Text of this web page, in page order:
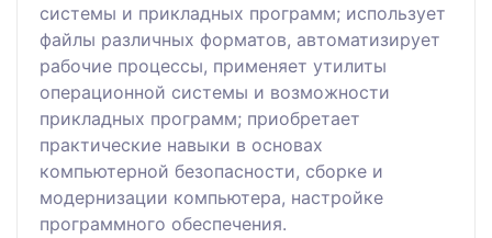
системы и прикладных программ; использует
файлы различных форматов, автоматизирует
рабочие процессы, применяет утилиты
операционной системы и возможности
прикладных программ; приобретает
практические навыки в основах
компьютерной безопасности, сборке и
модернизации компьютера, настройке
программного обеспечения.